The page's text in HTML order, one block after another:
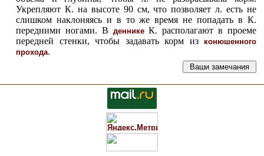
Укрепляют К. на высоте 90 см, что позволяет л. есть не
слишком наклоняясь и в то же время не попадать в К.
передними ногами. В денникеК. располагают в проеме
передней стенки, чтобы задавать корм из конюшенного
прохода.